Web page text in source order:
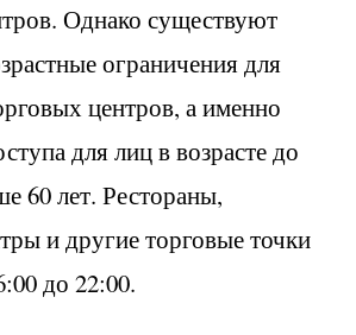
Однако существуют
ограничения для
центров, а именно
для лиц в возрасте до
60 лет. Рестораны,
и другие торговые точки
до 22:00.